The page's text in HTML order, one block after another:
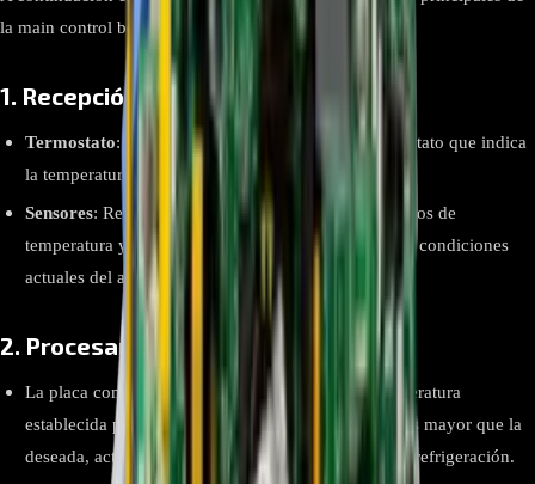
la main control board:
1. Recepción de Señales
Termostato: La placa recibe información del termostato que indica
la temperatura deseada.
Sensores: Recibe datos de diversos sensores, como los de
temperatura y humedad, que le ayudan a evaluar las condiciones
actuales del ambiente.
2. Procesamiento de Datos
La placa compara la temperatura actual con la temperatura
establecida por el usuario. Si la temperatura actual es mayor que la
deseada, activa el compresor para iniciar el ciclo de refrigeración.